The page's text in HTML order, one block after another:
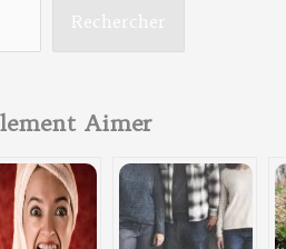
Rechercher
Aimer